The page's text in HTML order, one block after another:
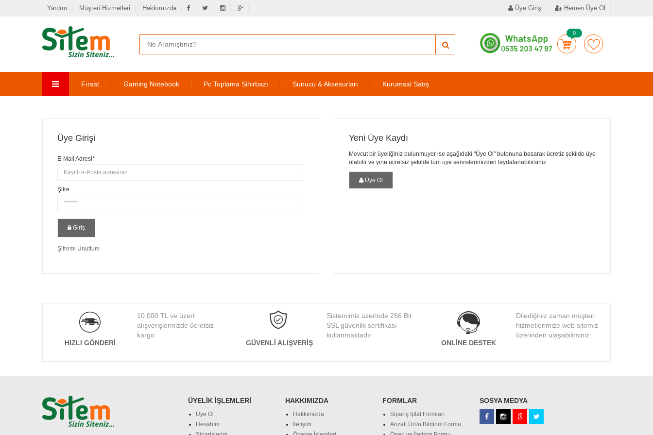
Yardım Müşteri Hizmetleri Hakkımızda Üye Girişi Hemen Üye Ol
0
Fırsat Gaming Notebook Pc Toplama Sihirbazı Sunucu & Aksesurları Kurumsal Satış
Üye Girişi
E-Mail Adresi*
Şifre
Giriş
Şifremi Unuttum
Yeni Üye Kaydı
Mevcut bir üyeliğiniz bulunmuyor ise aşağıdaki "Üye Ol" butonuna basarak ücretiz şekilde üye
olabilir ve yine ücretsiz şekilde tüm üye servislerimizden faydalanabilirsiniz.
Üye Ol
HIZLI GÖNDERI
10.000 TL ve üzeri
alışverişlerinizde ücretsiz
kargo
GÜVENLI ALIŞVERIŞ
Sistemimiz üzerinde 256 Bit
SSL güvenlik sertifikası
kullanmaktadır.
ONLINE DESTEK
Dilediğiniz zaman müşteri
hizmetlerimize web sitemiz
üzerinden ulaşabilirsiniz.
ÜYELIK İŞLEMLERI
Üye Ol
Hesabım
HAKKIMIZDA
Hakkımızda
İletişim
FORMLAR
Sipariş İptal Formları
Arızalı Ürün Bildirim Formu
SOSYA MEDYA